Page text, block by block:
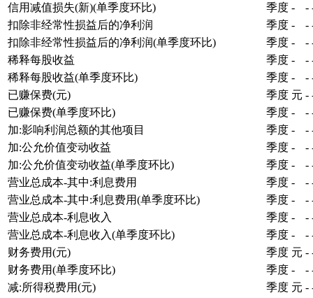
信用减值损失(新)(单季度环比)
季度 - -
扣除非经常性损益后的净利润
季度 - -
扣除非经常性损益后的净利润(单季度环比)
季度 - -
稀释每股收益
季度 - -
稀释每股收益(单季度环比)
季度 - -
已赚保费(元)
季度 元 -
已赚保费(单季度环比)
季度 - -
加:影响利润总额的其他项目
季度 - -
加:公允价值变动收益
季度 - -
加:公允价值变动收益(单季度环比)
季度 - -
营业总成本-其中:利息费用
季度 - -
营业总成本-其中:利息费用(单季度环比)
季度 - -
营业总成本-利息收入
季度 - -
营业总成本-利息收入(单季度环比)
季度 - -
财务费用(元)
季度 元 -
财务费用(单季度环比)
季度 - -
减:所得税费用(元)
季度 元 -